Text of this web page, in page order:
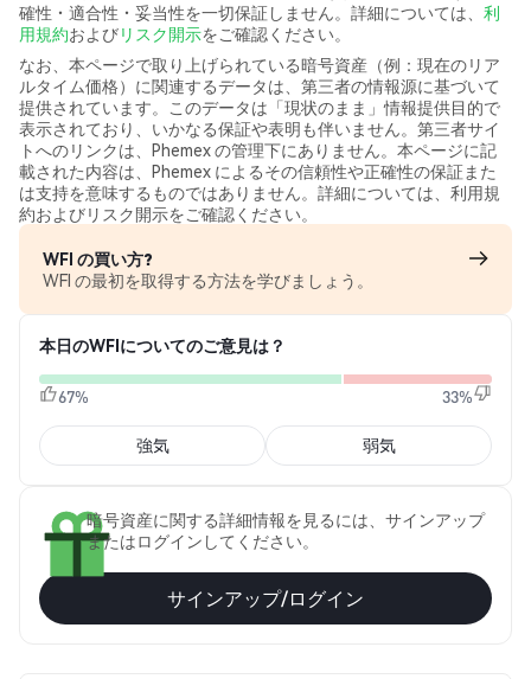
確性・適合性・妥当性を一切保証しません。詳細については、 利
用規約およびリスク開示をご確認ください。
なお、本ページで取り上げられている暗号資産（例：現在のリア
ルタイム価格）に関連するデータは、第三者の情報源に基づいて
提供されています。このデータは「現状のまま」情報提供目的で
表示されており、いかなる保証や表明も伴いません。第三者サイ
トへのリンクは、Phemex の管理下にありません。本ページに記
載された内容は、Phemex によるその信頼性や正確性の保証また
は支持を意味するものではありません。詳細については、利用規
約およびリスク開示をご確認ください。
WFI の買い方?
WFI の最初を取得する方法を学びましょう。
本日のWFIについてのご意見は？
67% 33%
強気 弱気
暗号資産に関する詳細情報を見るには、サインアップ
またはログインしてください。
サインアップ/ログイン